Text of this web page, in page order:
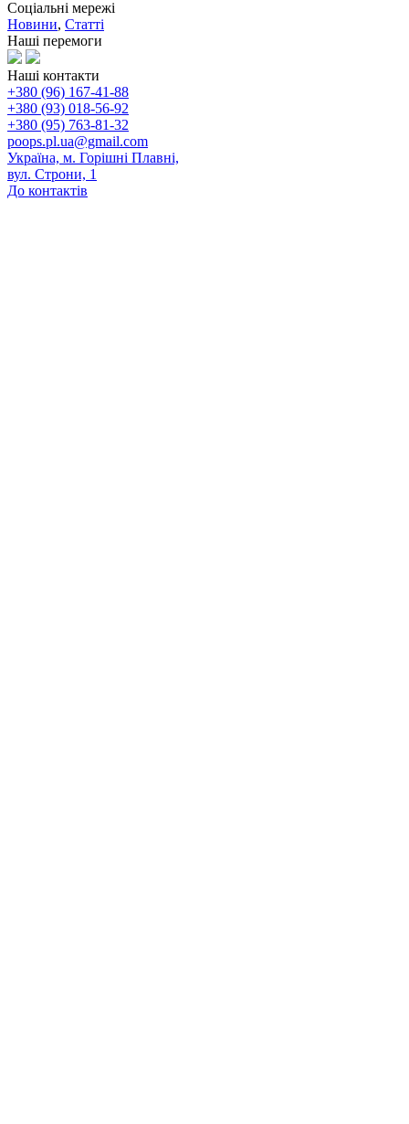
Соціальні мережі
Новини, Статті
Наші перемоги
Наші контакти
+380 (96) 167-41-88
+380 (93) 018-56-92
+380 (95) 763-81-32
poops.pl.ua@gmail.com
Україна, м. Горішні Плавні,
вул. Строни, 1
До контактів